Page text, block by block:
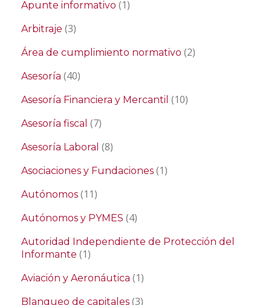
Apunte informativo (1)
Arbitraje (3)
Área de cumplimiento normativo (2)
Asesoría (40)
Asesoría Financiera y Mercantil (10)
Asesoría fiscal (7)
Asesoría Laboral (8)
Asociaciones y Fundaciones (1)
Autónomos (11)
Autónomos y PYMES (4)
Autoridad Independiente de Protección del
Informante (1)
Aviación y Aeronáutica (1)
Blanqueo de capitales (3)